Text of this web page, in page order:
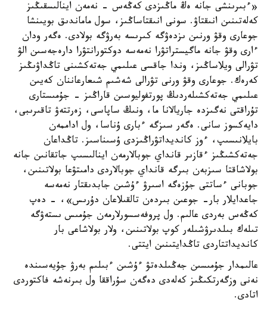
«ءبىرىنشى جانە ەڭ ماڭىزدى كەڭەس - نەمەن اينالىسقىڭىز
كەلەتىنىن انىقتاۋ. سونى انىقتاساڭىز، سول ماماندىق بويىنشا
جوعارى وقۋ ورنىن ىزدەۋگە كىرىسە بەرۋگە بولادى. ەگەر ودان
ءارى وقۋ جانە ماگيستراتۋرا نەمەسە دوكتورانتۋرا دارەجەسىن الۋ
تۋرالى ويلاساڭىز، وندا جاقسى عىلىمي جەتەكشىنى تاڭداۋىڭىز
كەرەك. جوعارى وقۋ ورنى تۋرالى شەشىم شىعارعاننان كەيىن
عىلىمي جەتەكشىلەردىڭ پورتفوليوسىن قاراڭىز - جۇمىستارى
تۇراقتى نەگىزدە جاريالانا ما، ونىڭ ساپاسى، زەرتتەۋ تاقىرىبى،
دايەكسوز سانى. ەگەر سىزگە ءبارى ۇناسا، ول اداممەن
بايلانىسىپ، ءوز كانديداتۋراڭىزدى ۇسىناسىز. تاڭداعان
جەتەكشىڭىز ءقازىر قانداي جوبالارمەن اينالىسىپ جاتقانىن جانە
بولاشاقتا سىزبەن بىرگە قانداي جوبالاردى دامىتۋعا بولاتىنىن،
جوبانى ءساتتى جۇزەگە اسىرۋ ءۇشىن جابدىقتار نەمەسە
جاعدايلار بار- جوعىن بىردەن تالقىلاعان دۇرىس»، - دەپ
كەڭەس بەردى عالىم. ول پروفەسسورلارمەن جۇمىس ىستەۋگە
تىلەك بىلدىرۋشىلەر كوپ بولاتىنىن، ولار بولاشاعى بار
كانديداتتاردى تاڭدايتىنىن ايتتى.
عالىمدار جۇمىسىن جەڭىلدەتۋ ءۇشىن ءبىلىم بەرۋ جۇيەسىندە
نەنى وزگەرتكىڭىز كەلەدى دەگەن سۇراققا ول بىرنەشە فاكتوردى
اتادى.